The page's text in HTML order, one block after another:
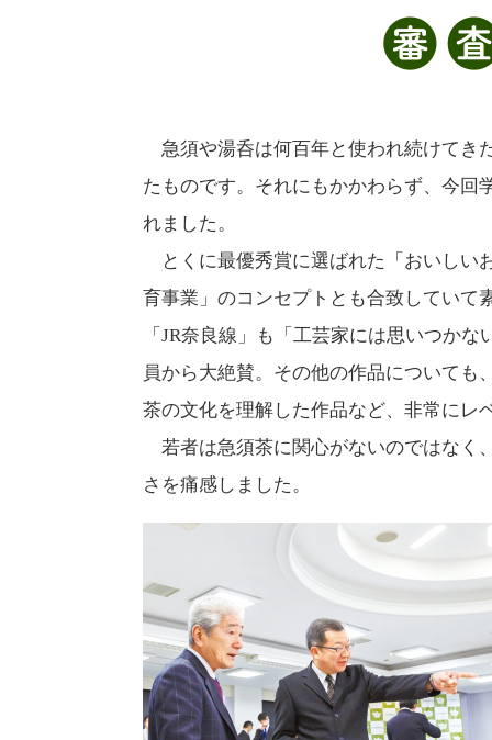
急須や湯呑は何百年と使われ続けてき
たものです。それにもかかわらず、今回
れました。
とくに最優秀賞に選ばれた「おいしい
育事業」のコンセプトとも合致していて
「JR奈良線」も「工芸家には思いつか
員から大絶賛。その他の作品について
茶の文化を理解した作品など、非常にレ
若者は急須茶に関心がないのではなく
さを痛感しました。